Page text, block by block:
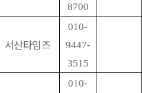
8700
서산타임즈
010-
9447-
3515
010-